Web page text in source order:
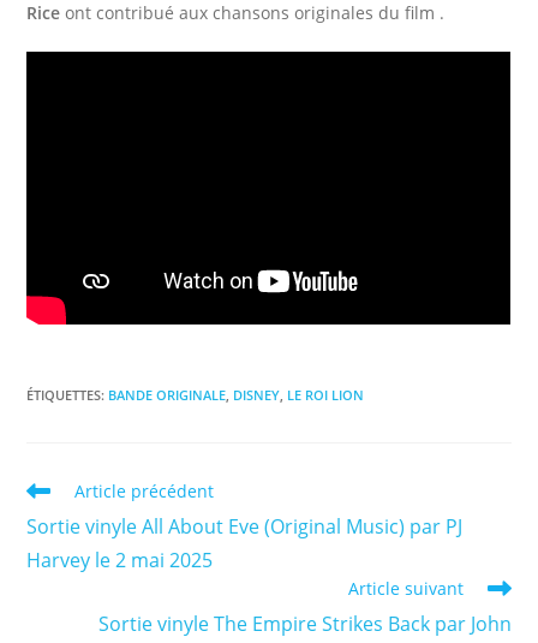
Rice ont contribué aux chansons originales du film .​
ÉTIQUETTES: BANDE ORIGINALE, DISNEY, LE ROI LION
Read
articles
Article précédent
Sortie vinyle All About Eve (Original Music) par PJ
Harvey le 2 mai 2025
Article suivant
Sortie vinyle The Empire Strikes Back par John